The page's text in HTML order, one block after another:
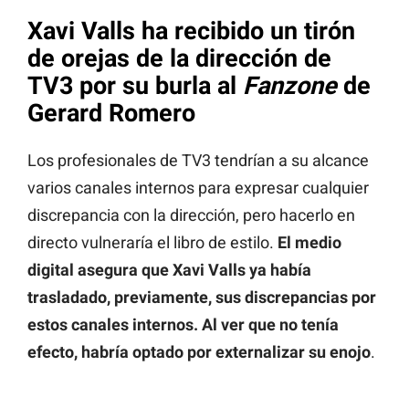
Xavi Valls ha recibido un tirón
de orejas de la dirección de
TV3 por su burla al Fanzonede
Gerard Romero
Los profesionales de TV3 tendrían a su alcance
varios canales internos para expresar cualquier
discrepancia con la dirección, pero hacerlo en
directo vulneraría el libro de estilo. El medio
digital asegura que Xavi Valls ya había
trasladado, previamente, sus discrepancias por
estos canales internos. Al ver que no tenía
efecto, habría optado por externalizar su enojo.